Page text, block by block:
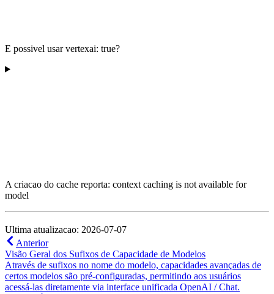
E possivel usar vertexai: true?
A criacao do cache reporta: context caching is not available for
model
Ultima atualizacao: 2026-07-07
Anterior
Visão Geral dos Sufixos de Capacidade de Modelos
Através de sufixos no nome do modelo, capacidades avançadas de
certos modelos são pré-configuradas, permitindo aos usuários
acessá-las diretamente via interface unificada OpenAI / Chat.